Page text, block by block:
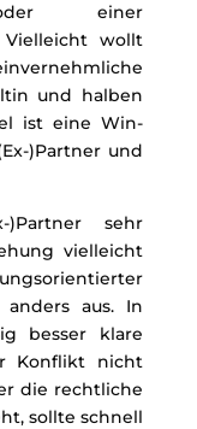
einer
Vielleicht wollt
und halben
ist eine Win-
)Partner und
sehr
vielleicht
aus. In
besser klare
Konflikt nicht
die rechtliche
sollte schnell